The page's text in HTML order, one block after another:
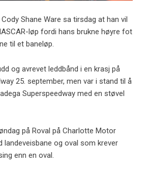
Shane Ware sa tirsdag at han vil
løp fordi hans brukne høyre fot
til et baneløp.
og avrevet leddbånd i en krasj på
25. september, men var i stand til å
Superspeedway med en støvel
på Roval på Charlotte Motor
landeveisbane og oval som krever
enn en oval.